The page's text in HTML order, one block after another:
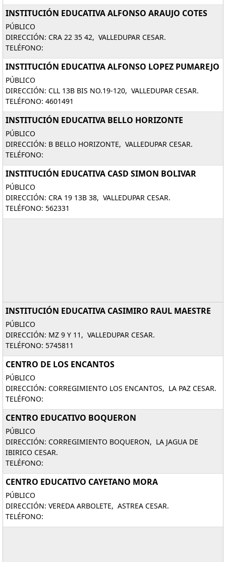
INSTITUCIÓN EDUCATIVA ALFONSO ARAUJO COTES
PÚBLICO
DIRECCIÓN: CRA 22 35 42, VALLEDUPAR CESAR.
TELÉFONO:
INSTITUCIÓN EDUCATIVA ALFONSO LOPEZ PUMAREJO
PÚBLICO
DIRECCIÓN: CLL 13B BIS NO.19-120, VALLEDUPAR CESAR.
TELÉFONO: 4601491
INSTITUCIÓN EDUCATIVA BELLO HORIZONTE
PÚBLICO
DIRECCIÓN: B BELLO HORIZONTE, VALLEDUPAR CESAR.
TELÉFONO:
INSTITUCIÓN EDUCATIVA CASD SIMON BOLIVAR
PÚBLICO
DIRECCIÓN: CRA 19 13B 38, VALLEDUPAR CESAR.
TELÉFONO: 562331
INSTITUCIÓN EDUCATIVA CASIMIRO RAUL MAESTRE
PÚBLICO
DIRECCIÓN: MZ 9 Y 11, VALLEDUPAR CESAR.
TELÉFONO: 5745811
CENTRO DE LOS ENCANTOS
PÚBLICO
DIRECCIÓN: CORREGIMIENTO LOS ENCANTOS, LA PAZ CESAR.
TELÉFONO:
CENTRO EDUCATIVO BOQUERON
PÚBLICO
DIRECCIÓN: CORREGIMIENTO BOQUERON, LA JAGUA DE
IBIRICO CESAR.
TELÉFONO:
CENTRO EDUCATIVO CAYETANO MORA
PÚBLICO
DIRECCIÓN: VEREDA ARBOLETE, ASTREA CESAR.
TELÉFONO: